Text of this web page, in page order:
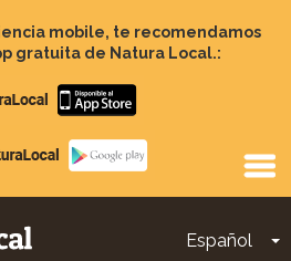
mobile, te recomendamos
gratuita de Natura Local.:
Apple
store
Google
Play
Español